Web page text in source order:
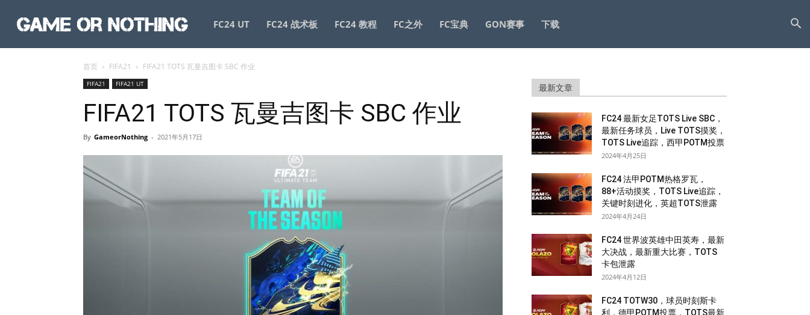
GameorNothing
FC24 UT FC24 战术板 FC24 教程 FC之外 FC宝典 GON赛事 下载
首页 FIFA21 FIFA21 TOTS 瓦曼吉图卡 SBC 作业
FIFA21 FIFA21 UT
FIFA21 TOTS 瓦曼吉图卡 SBC 作业
By GameorNothing - 2021年5月17日
最新文章
FC24 最新女足TOTS Live SBC，
最新任务球员，Live TOTS摸奖，
TOTS Live追踪，西甲POTM投票
2024年4月25日
FC24 法甲POTM热格罗瓦，
88+活动摸奖，TOTS Live追踪，
关键时刻进化，英超TOTS泄露
2024年4月24日
FC24 世界波英雄中田英寿，最新
大决战，最新重大比赛，TOTS
卡包泄露
2024年4月12日
FC24 TOTW30，球员时刻斯卡
利，德甲POTM投票，TOTS最新